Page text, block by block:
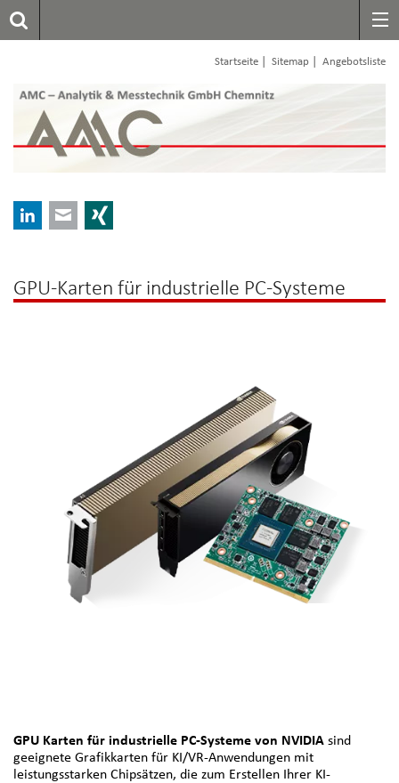
Startseite Sitemap Angebotsliste
LinkedInE-mail
GPU-Karten für industrielle PC-Systeme
GPU Karten für industrielle PC-Systeme von NVIDIA sind
geeignete Grafikkarten für KI/VR-Anwendungen mit
leistungsstarken Chipsätzen, die zum Erstellen Ihrer KI-